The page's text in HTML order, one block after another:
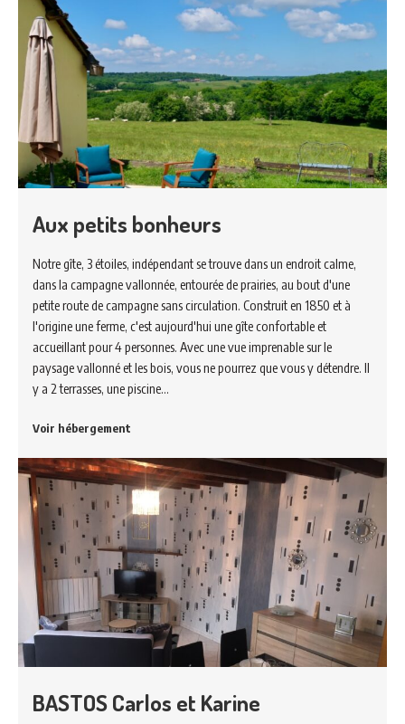
Aux petits bonheurs
Notre gîte, 3 étoiles, indépendant se trouve dans un endroit calme,
dans la campagne vallonnée, entourée de prairies, au bout d'une
petite route de campagne sans circulation. Construit en 1850 et à
l'origine une ferme, c'est aujourd'hui une gîte confortable et
accueillant pour 4 personnes. Avec une vue imprenable sur le
paysage vallonné et les bois, vous ne pourrez que vous y détendre. Il
y a 2 terrasses, une piscine…
Voir hébergement
BASTOS Carlos et Karine